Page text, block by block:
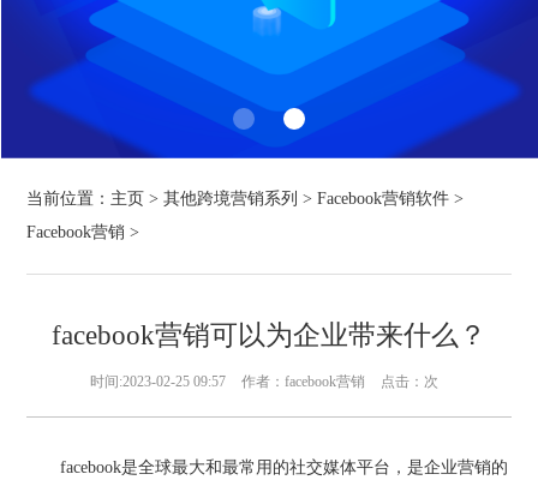
当前位置： 主页 >其他跨境营销系列 >Facebook营销软件 >
Facebook营销 >
facebook营销可以为企业带来什么？
时间:2023-02-25 09:57 作者：facebook营销 点击： 次
facebook是全球最大和最常用的社交媒体平台，是企业营销的